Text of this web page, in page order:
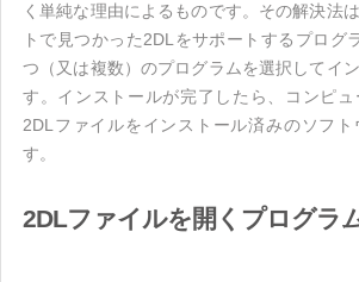
く単純な理由によるものです。その解決法
トで見つかった2DLをサポートするプログ
つ（又は複数）のプログラムを選択してイ
す。インストールが完了したら、コンピ
2DLファイルをインストール済みのソフト
す。
2DLファイルを開くプログラ